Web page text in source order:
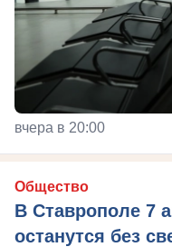
вчера в 20:00
Общество
В Ставрополе 7
останутся без